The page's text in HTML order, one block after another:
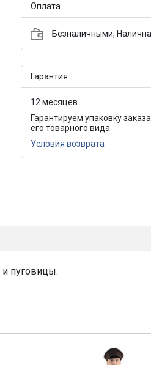
Оплата
Безналичными,
Гарантия
12 месяцев
Гарантируем упаковку
его товарного вида
Условия возврата
и пуговицы.